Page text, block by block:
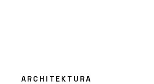
ARCHITEKTURA